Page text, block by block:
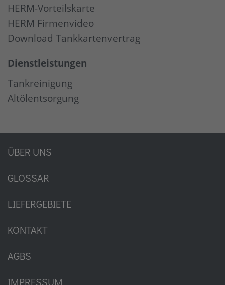
HERM-Vorteilskarte
HERM Firmenvideo
Download Tankkartenvertrag
Dienstleistungen
Tankreinigung
Altölentsorgung
ÜBER UNS
GLOSSAR
LIEFERGEBIETE
KONTAKT
AGBS
IMPRESSUM